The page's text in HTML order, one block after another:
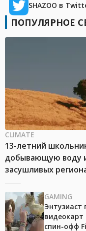
SHAZOO в
ПОПУЛЯРНОЕ
CLIMATE
13-летний
добывающую воду
засушливых
GAMING
Энтузиаст
спин-офф